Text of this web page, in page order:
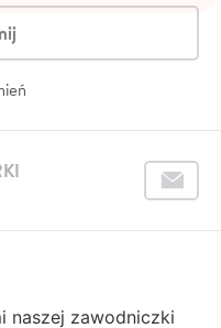
naszej zawodniczki